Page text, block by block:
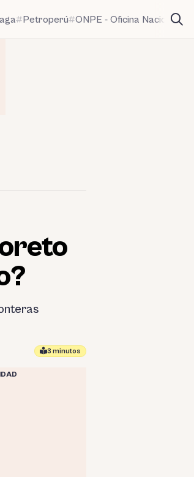
Petroperú ONPE - Oficina Nacional
3 minutos